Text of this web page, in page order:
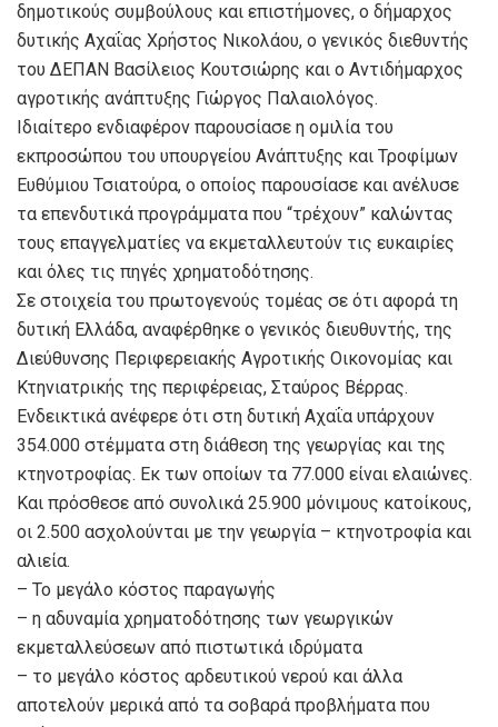
δημοτικούς συμβούλους και επιστήμονες, ο δήμαρχος
δυτικής Αχαΐας Χρήστος Νικολάου, ο γενικός διεθυντής
του ΔΕΠΑΝ Βασίλειος Κουτσιώρης και ο Αντιδήμαρχος
αγροτικής ανάπτυξης Γιώργος Παλαιολόγος.
Ιδιαίτερο ενδιαφέρον παρουσίασε η ομιλία του
εκπροσώπου του υπουργείου Ανάπτυξης και Τροφίμων
Ευθύμιου Τσιατούρα, ο οποίος παρουσίασε και ανέλυσε
τα επενδυτικά προγράμματα που “τρέχουν” καλώντας
τους επαγγελματίες να εκμεταλλευτούν τις ευκαιρίες
και όλες τις πηγές χρηματοδότησης.
Σε στοιχεία του πρωτογενούς τομέας σε ότι αφορά τη
δυτική Ελλάδα, αναφέρθηκε ο γενικός διευθυντής, της
Διεύθυνσης Περιφερειακής Αγροτικής Οικονομίας και
Κτηνιατρικής της περιφέρειας, Σταύρος Βέρρας.
Ενδεικτικά ανέφερε ότι στη δυτική Αχαΐα υπάρχουν
354.000 στέμματα στη διάθεση της γεωργίας και της
κτηνοτροφίας. Εκ των οποίων τα 77.000 είναι ελαιώνες.
Και πρόσθεσε από συνολικά 25.900 μόνιμους κατοίκους,
οι 2.500 ασχολούνται με την γεωργία – κτηνοτροφία και
αλιεία.
– Το μεγάλο κόστος παραγωγής
– η αδυναμία χρηματοδότησης των γεωργικών
εκμεταλλεύσεων από πιστωτικά ιδρύματα
– το μεγάλο κόστος αρδευτικού νερού και άλλα
αποτελούν μερικά από τα σοβαρά προβλήματα που